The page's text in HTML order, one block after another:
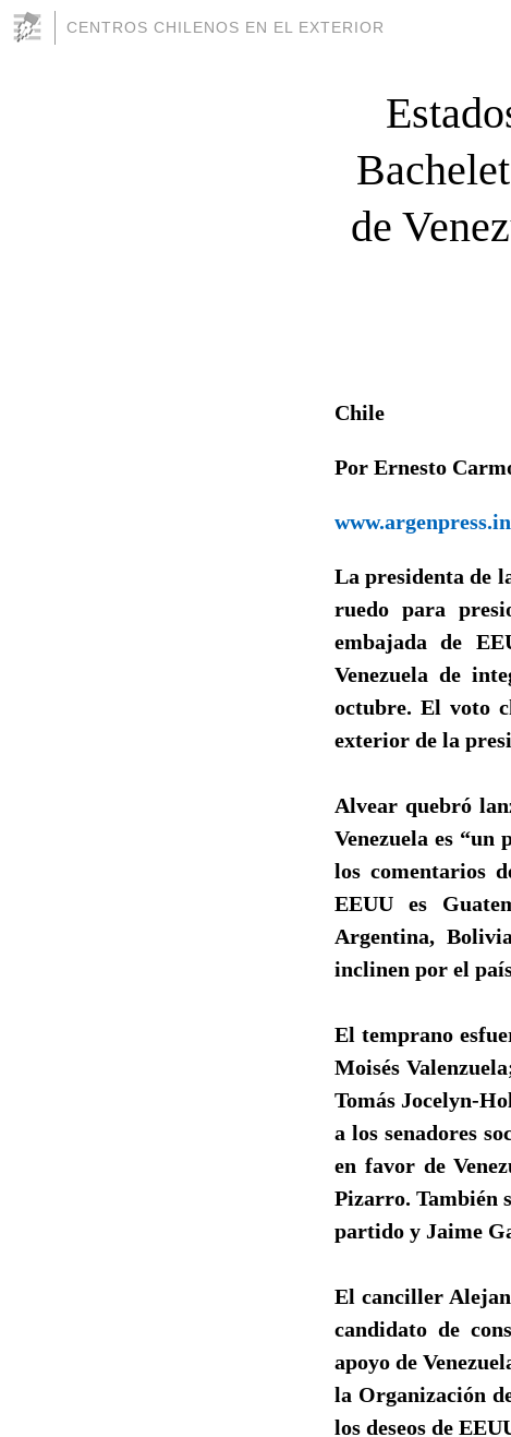
CENTROS CHILENOS EN EL EXTERIOR
de
Chile
Por Ernesto
La presidenta de
ruedo para
embajada de
Venezuela de
octubre. El voto
exterior de la
Alvear quebró
Venezuela es “un
los comentarios
EEUU es
Argentina,
inclinen por el
El temprano
Moisés
Tomás Jocelyn-
a los senadores
en favor de
Pizarro. También
partido y Jaime
El canciller
candidato de
apoyo de
la Organización
los deseos de